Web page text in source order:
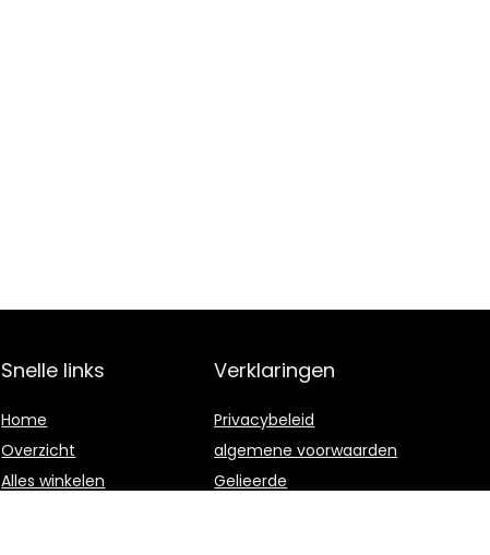
Snelle links
Home
Overzicht
Alles winkelen
Verklaringen
Privacybeleid
algemene voorwaarden
Gelieerde